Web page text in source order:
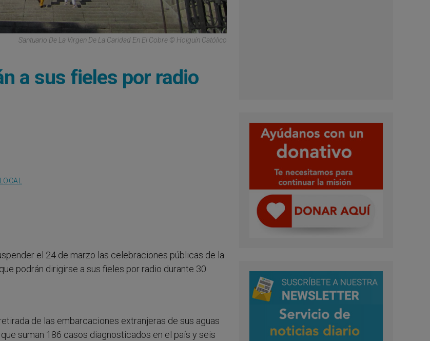
Santuario De La Virgen De La Caridad En El Cobre © Holguín Católico
a sus fieles por radio
el 24 de marzo las celebraciones públicas de la
podrán dirigirse a sus fieles por radio durante 30
de las embarcaciones extranjeras de sus aguas
suman 186 casos diagnosticados en el país y seis